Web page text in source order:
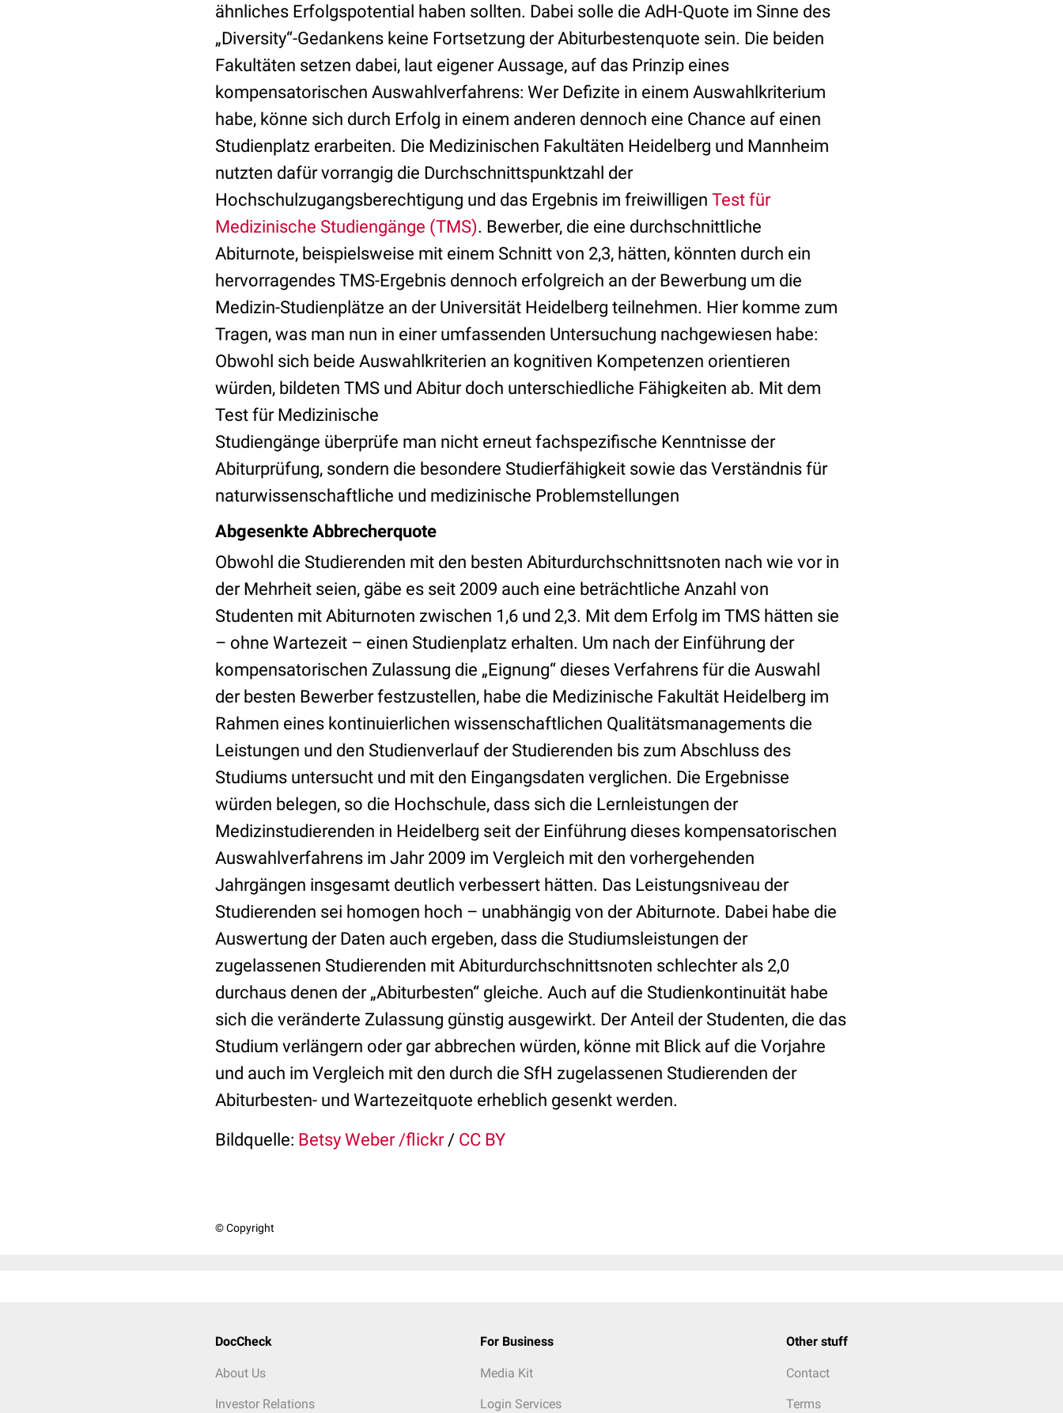
ähnliches Erfolgspotential haben sollten. Dabei solle die AdH-Quote im Sinne des
„Diversity“-Gedankens keine Fortsetzung der Abiturbestenquote sein. Die beiden
Fakultäten setzen dabei, laut eigener Aussage, auf das Prinzip eines
kompensatorischen Auswahlverfahrens: Wer Defizite in einem Auswahlkriterium
habe, könne sich durch Erfolg in einem anderen dennoch eine Chance auf einen
Studienplatz erarbeiten. Die Medizinischen Fakultäten Heidelberg und Mannheim
nutzten dafür vorrangig die Durchschnittspunktzahl der
Hochschulzugangsberechtigung und das Ergebnis im freiwilligen Test für
Medizinische Studiengänge (TMS). Bewerber, die eine durchschnittliche
Abiturnote, beispielsweise mit einem Schnitt von 2,3, hätten, könnten durch ein
hervorragendes TMS-Ergebnis dennoch erfolgreich an der Bewerbung um die
Medizin-Studienplätze an der Universität Heidelberg teilnehmen. Hier komme zum
Tragen, was man nun in einer umfassenden Untersuchung nachgewiesen habe:
Obwohl sich beide Auswahlkriterien an kognitiven Kompetenzen orientieren
würden, bildeten TMS und Abitur doch unterschiedliche Fähigkeiten ab. Mit dem
Test für Medizinische
Studiengänge überprüfe man nicht erneut fachspezifische Kenntnisse der
Abiturprüfung, sondern die besondere Studierfähigkeit sowie das Verständnis für
naturwissenschaftliche und medizinische Problemstellungen
Abgesenkte Abbrecherquote
Obwohl die Studierenden mit den besten Abiturdurchschnittsnoten nach wie vor in
der Mehrheit seien, gäbe es seit 2009 auch eine beträchtliche Anzahl von
Studenten mit Abiturnoten zwischen 1,6 und 2,3. Mit dem Erfolg im TMS hätten sie
– ohne Wartezeit – einen Studienplatz erhalten. Um nach der Einführung der
kompensatorischen Zulassung die „Eignung“ dieses Verfahrens für die Auswahl
der besten Bewerber festzustellen, habe die Medizinische Fakultät Heidelberg im
Rahmen eines kontinuier­lichen wissenschaftlichen Qualitätsmanagements die
Leistungen und den Studienverlauf der Studierenden bis zum Abschluss des
Studiums untersucht und mit den Eingangsdaten verglichen. Die Ergebnisse
würden belegen, so die Hochschule, dass sich die Lernleistungen der
Medizinstudierenden in Heidelberg seit der Einführung dieses kompensatorischen
Auswahlverfahrens im Jahr 2009 im Vergleich mit den vorher­gehenden
Jahrgängen insgesamt deutlich verbessert hätten. Das Leistungsniveau der
Studierenden sei homogen hoch – unabhängig von der Abiturnote. Dabei habe die
Auswertung der Daten auch ergeben, dass die Studiumsleistungen der
zugelassenen Studierenden mit Abiturdurchschnittsnoten schlechter als 2,0
durchaus denen der „Abiturbesten“ gleiche. Auch auf die Studienkontinuität habe
sich die veränderte Zulassung günstig ausgewirkt. Der Anteil der Studenten, die das
Studium verlängern oder gar abbrechen würden, könne mit Blick auf die Vorjahre
und auch im Vergleich mit den durch die SfH zugelassenen Studierenden der
Abiturbesten- und Wartezeitquote erheblich gesenkt werden.
Bildquelle: Betsy Weber /flickr/ CC BY
© Copyright
DocCheck
About Us
Investor Relations
For Business
Media Kit
Login Services
Other stuff
Contact
Terms